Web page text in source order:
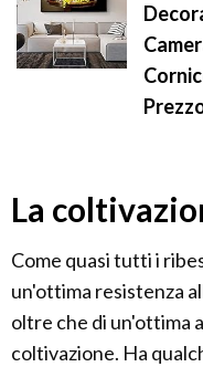
La
Come quasi tutti i
un'ottima resistenza
oltre che di un'ottima
coltivazione. Ha